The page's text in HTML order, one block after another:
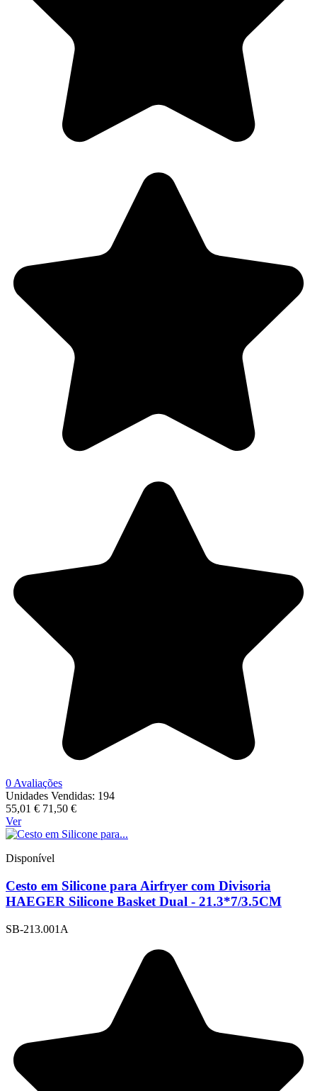
0 Avaliações
Unidades Vendidas: 194
55,01 € 71,50 €
Ver
Disponível
Cesto em Silicone para Airfryer com Divisoria
HAEGER Silicone Basket Dual - 21.3*7/3.5CM
SB-213.001A